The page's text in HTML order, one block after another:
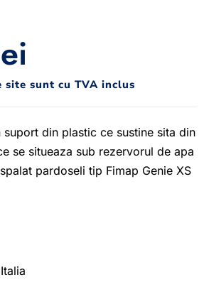
sunt cu TVA inclus
din plastic ce sustine sita din
se situeaza sub rezervorul de apa
pardoseli tip Fimap Genie XS